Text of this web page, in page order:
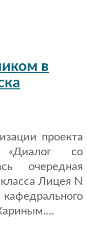
в
проекта
«Диалог со
очередная
Лицея N